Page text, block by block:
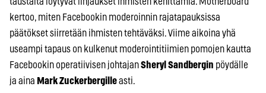
kertoo, miten Facebookin moderoinnin rajatapauksissa
päätökset siirretään ihmisten tehtäväksi. Viime aikoina yhä
useampi tapaus on kulkenut moderointitiimien pomojen kautta
Facebookin operatiivisen johtajanSheryl Sandbergin pöydälle
ja aina Mark Zuckerbergilleasti.